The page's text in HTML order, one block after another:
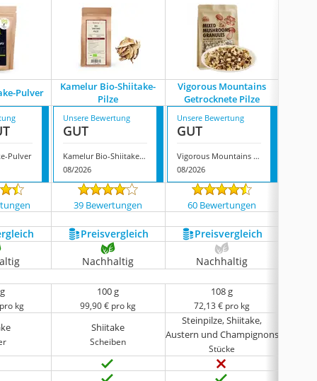
Pulver
Kamelur Bio-Shiitake-
Pilze
Vigorous Mountains
Getrocknete Pilze
Pulver
Unsere Bewertung
GUT
Kamelur Bio-Shiitake-Pilze
08/2026
Unsere Bewertung
GUT
Vigorous Mountains Getrocknete Pilze
08/2026
39 Bewertungen 60 Bewertungen
Preis­vergleich Preis­vergleich
Nachhaltig Nachhaltig
kg
100 g
99,90 € pro kg
108 g
72,13 € pro kg
Shiitake
Scheiben
Steinpilze, Shiitake,
Austern und Champignons
Stücke